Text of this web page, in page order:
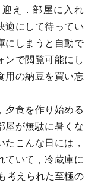
え．部屋に入れ
適にして待ってい
にしまうと自動で
ンで閲覧可能にし
用の納豆を買い忘
夕食を作り始める
屋が無駄に暑くな
こんな日には，
ていて，冷蔵庫に
考えられた至極の